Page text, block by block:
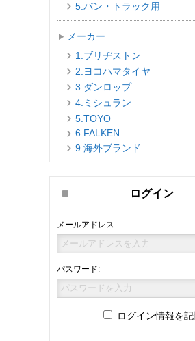
5.バン・トラック用
メーカー
1.ブリヂストン
2.ヨコハマタイヤ
3.ダンロップ
4.ミシュラン
5.TOYO
6.FALKEN
9.海外ブランド
ログイン
メールアドレス:
パスワード:
ログイン情報を